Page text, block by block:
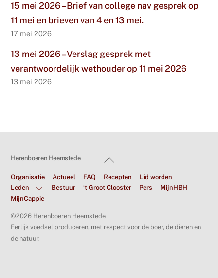
15 mei 2026 – Brief van college nav gesprek op
11 mei en brieven van 4 en 13 mei.
17 mei 2026
13 mei 2026 – Verslag gesprek met
verantwoordelijk wethouder op 11 mei 2026
13 mei 2026
Back
Top
Herenboeren Heemstede
Organisatie Actueel FAQ Recepten
Lid worden
Leden
Bestuur ‘t Groot Clooster Pers
MijnHBH
MijnCappie
©2026 Herenboeren Heemstede
Eerlijk voedsel produceren, met respect voor de boer, de dieren en
de natuur.